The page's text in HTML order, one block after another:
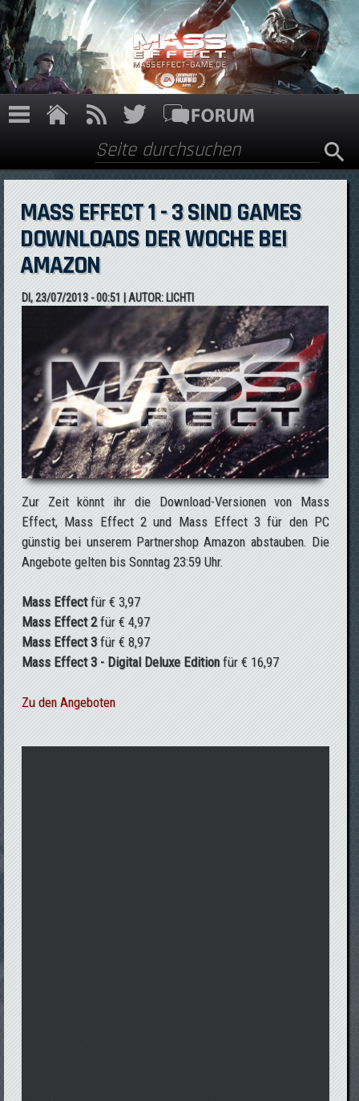
Direkt zum Inhalt
Suchformular
Suche
MASS EFFECT 1 - 3 SIND GAMES
DOWNLOADS DER WOCHE BEI
AMAZON
DI, 23/07/2013 - 00:51 | AUTOR: LICHTI
Zur Zeit könnt ihr die Download-Versionen von Mass
Effect, Mass Effect 2 und Mass Effect 3 für den PC
günstig bei unserem Partnershop Amazon abstauben. Die
Angebote gelten bis Sonntag 23:59 Uhr.
Mass Effectfür € 3,97
Mass Effect 2für € 4,97
Mass Effect 3für € 8,97
Mass Effect 3 - Digital Deluxe Editionfür € 16,97
Zu den Angeboten